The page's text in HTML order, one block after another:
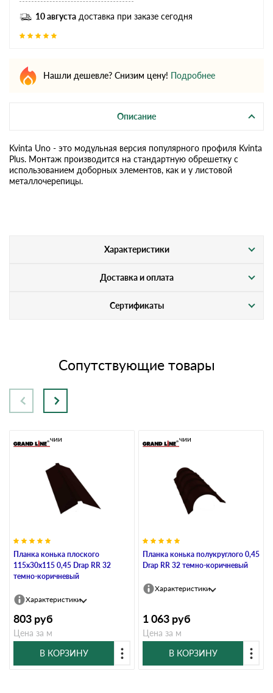
10 августа доставка при заказе сегодня
Нашли дешевле? Снизим цену! Подробнее
Описание
Kvinta Uno - это модульная версия популярного профиля Kvinta
Plus. Монтаж производится на стандартную обрешетку с
использованием доборных элементов, как и у листовой
металлочерепицы.
Характеристики
Доставка и оплата
Сертификаты
Сопутствующие товары
Планка конька плоского
115х30х115 0,45 Drap RR 32
темно-коричневый
В наличии
Характеристики
803 руб
Цена за м
В КОРЗИНУ
Планка конька полукруглого 0,45
Drap RR 32 темно-коричневый
В наличии
Характеристики
1 063 руб
Цена за м
В КОРЗИНУ